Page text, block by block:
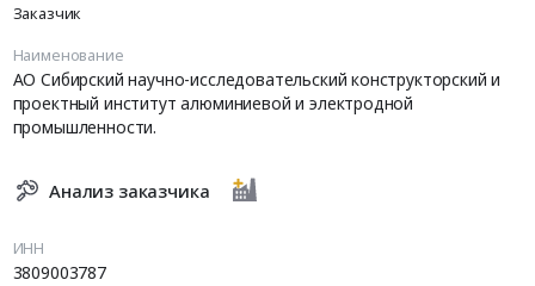
Заказчик
Наименование
АО Сибирский научно-исследовательский конструкторский и
проектный институт алюминиевой и электродной
промышленности.
Анализ заказчика
ИНН
3809003787